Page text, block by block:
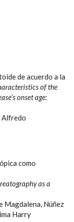
de acuerdo a la
of the
onset age:
Alfredo
como
as a
Magdalena, Núñez
Harry